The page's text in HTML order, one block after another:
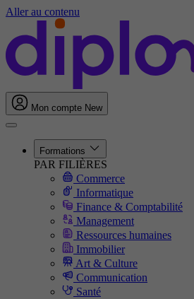
Aller au contenu
Mon compte New
Formations
PAR FILIÈRES
Commerce
Informatique
Finance & Comptabilité
Management
Ressources humaines
Immobilier
Art & Culture
Communication
Santé